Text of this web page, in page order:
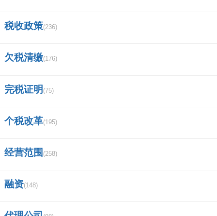
【查询相关报表】:点击【网上申报】功能,选择
年5月】。
导出的为PDF格式,有的电脑需要安装PDF阅读器
税收政策(236)
欠税清缴(176)
完税证明 (75)
个税改革(195)
经营范围 (258)
融资(148)